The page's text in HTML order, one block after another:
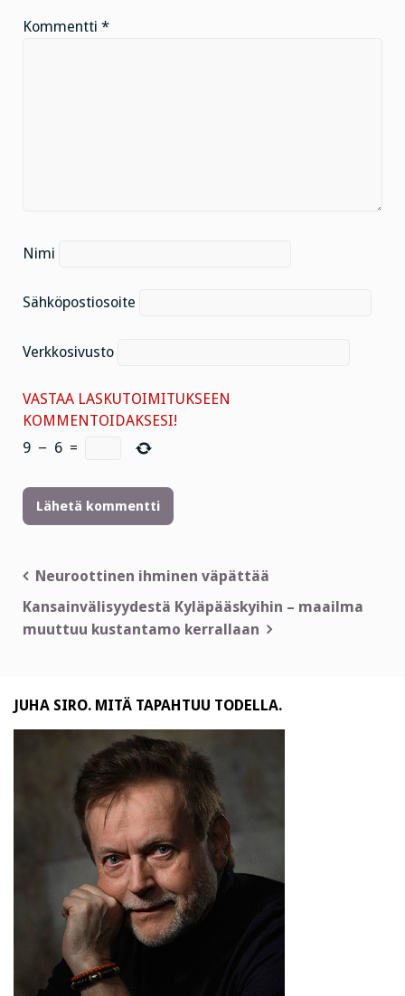
Kommentti *
Nimi
Sähköpostiosoite
Verkkosivusto
VASTAA LASKUTOIMITUKSEEN
KOMMENTOIDAKSESI!
9 − 6 =
Artikkelien
selaus
Neuroottinen ihminen väpättää
Kansainvälisyydestä Kyläpääskyihin – maailma
muuttuu kustantamo kerrallaan
JUHA SIRO. MITÄ TAPAHTUU TODELLA.